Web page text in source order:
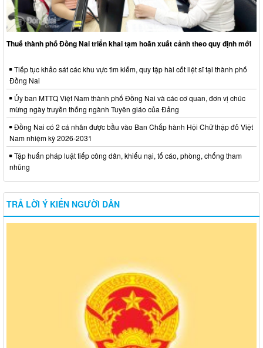
Thuế thành phố Đồng Nai triển khai tạm hoãn xuất cảnh theo quy định mới
Tiếp tục khảo sát các khu vực tìm kiếm, quy tập hài cốt liệt sĩ tại thành phố
Đồng Nai
Ủy ban MTTQ Việt Nam thành phố Đồng Nai và các cơ quan, đơn vị chúc
mừng ngày truyền thống ngành Tuyên giáo của Đảng
Đồng Nai có 2 cá nhân được bầu vào Ban Chấp hành Hội Chữ thập đỏ Việt
Nam nhiệm kỳ 2026-2031
Tập huấn pháp luật tiếp công dân, khiếu nại, tố cáo, phòng, chống tham
nhũng
TRẢ LỜI Ý KIẾN NGƯỜI DÂN